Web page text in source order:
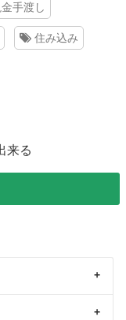
手渡し
住み込み
来る